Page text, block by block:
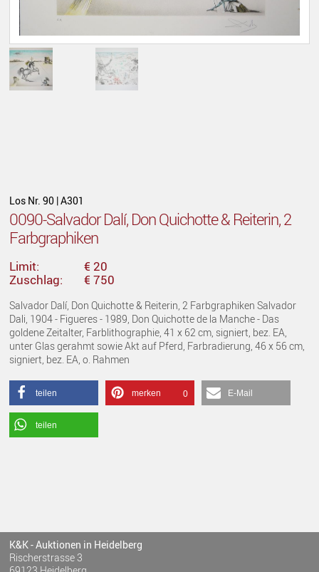
Los Nr. 90 | A301
0090-Salvador Dalí, Don Quichotte & Reiterin, 2
Farbgraphiken
Limit:
€ 20
Zuschlag:
€ 750
Salvador Dalí, Don Quichotte & Reiterin, 2 Farbgraphiken Salvador
Dali, 1904 - Figueres - 1989, Don Quichotte de la Manche - Das
goldene Zeitalter, Farblithographie, 41 x 62 cm, signiert, bez. EA,
unter Glas gerahmt sowie Akt auf Pferd, Farbradierung, 46 x 56 cm,
signiert, bez. EA, o. Rahmen
teilen merken 0 E-Mail
teilen
K&K - Auktionen in Heidelberg
Rischerstrasse 3